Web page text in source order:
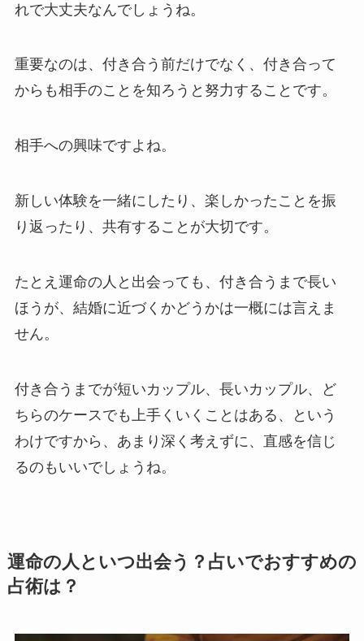
れで大丈夫なんでしょうね。
重要なのは、付き合う前だけでなく、付き合って
からも相手のことを知ろうと努力することです。
相手への興味ですよね。
新しい体験を一緒にしたり、楽しかったことを振
り返ったり、共有することが大切です。
たとえ運命の人と出会っても、付き合うまで長い
ほうが、結婚に近づくかどうかは一概には言えま
せん。
付き合うまでが短いカップル、長いカップル、ど
ちらのケースでも上手くいくことはある、という
わけですから、あまり深く考えずに、直感を信じ
るのもいいでしょうね。
運命の人といつ出会う？占いでおすすめの
占術は？